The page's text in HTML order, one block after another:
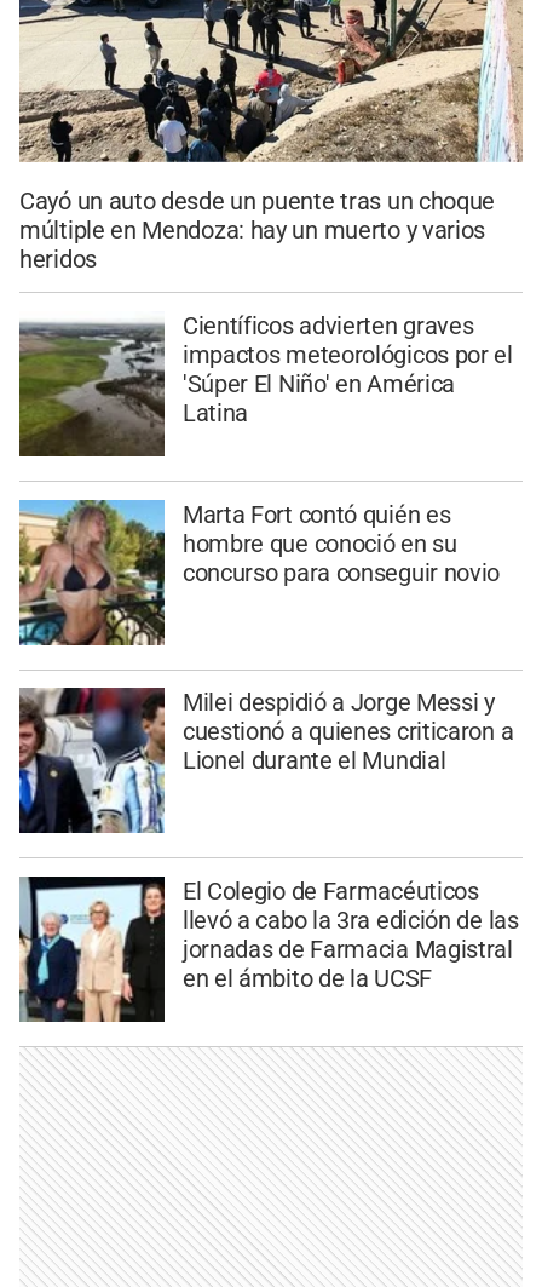
Cayó un auto desde un puente tras un choque
múltiple en Mendoza: hay un muerto y varios
heridos
Científicos advierten graves
impactos meteorológicos por el
'Súper El Niño' en América
Latina
Marta Fort contó quién es
hombre que conoció en su
concurso para conseguir novio
Milei despidió a Jorge Messi y
cuestionó a quienes criticaron a
Lionel durante el Mundial
El Colegio de Farmacéuticos
llevó a cabo la 3ra edición de las
jornadas de Farmacia Magistral
en el ámbito de la UCSF